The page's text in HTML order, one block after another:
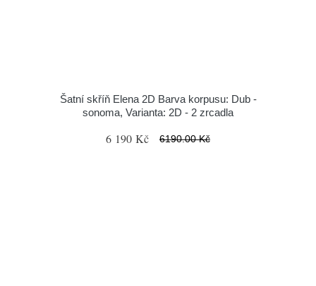
Šatní skříň Elena 2D Barva korpusu: Dub -
sonoma, Varianta: 2D - 2 zrcadla
6 190 Kč 6190.00 Kč